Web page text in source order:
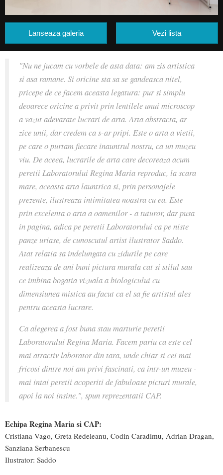
Lanseaza galeria Vezi lista
"Nu ne jucam cu vorbele de asta data: am zis artistica
si asa ramane. Si oricine sta sa se gandeasca nitel,
pricepe de ce facem aceasta legatura: pur si simplu
deoarece oricine a privit prin lentilele unui microscop
a vazut adevarate lucrari de arta. Arta abstracta, ar
zice unii, dar credem ca s-ar pripi. Este o arta a vietii,
pe care o purtam fiecare inauntrul nostru, ca un muzeu
viu. De aceea, lucrarile de arta care decoreaza acum
peretii Laboratorului Regina Maria reproduc, la scara
mare, aceasta arta launtrica si, prin personajele
prezente, ilustreaza intimitatea noastra cu ea. Este
prin excelenta o arta a oamenilor - a tuturor, dar pusa
in pagina, adica pe peretii Laboratorului ca pe niste
panze uriase, de cunoscutul artist ilustrator Saddo.
Atat relatia sa indelungata cu zidurile pe care
realizeaza de ani buni pictura murala cat si stilul sau
ce imbina bogatia vizuala a biologicului cu
dimensiunea mistica au facut ca el sa fie artistul ales
pentru aceasta lucrare.
Ca alegerea a fost buna stau marturie peretii
Laboratorului Regina Maria. Facem pariu ca este cel
mai atractiv laborator din tara, unde chiar si cei mai
fricosi dintre noi am privi fascinati, ca intr-un muzeu -
mai intai peretii acoperiti de fabuloase picturi murale,
apoi la noi insine.", spun reprezentatii CAP.
Echipa Regina Maria si CAP:
Cristiana Vago, Greta Redeleanu, Codin Caradimu, Adrian Dragan,
Sanziana Serbanescu
Ilustrator: Saddo